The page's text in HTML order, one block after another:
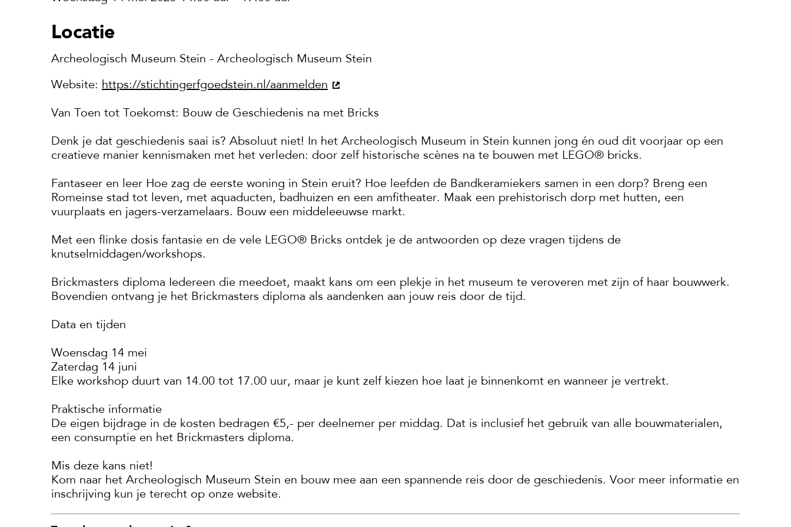
Locatie
Archeologisch Museum Stein - Archeologisch Museum Stein
Website: https://stichtingerfgoedstein.nl/aanmelden
Van Toen tot Toekomst: Bouw de Geschiedenis na met Bricks
Denk je dat geschiedenis saai is? Absoluut niet! In het Archeologisch Museum in Stein kunnen jong én oud dit voorjaar op een
creatieve manier kennismaken met het verleden: door zelf historische scènes na te bouwen met LEGO® bricks.
Fantaseer en leer Hoe zag de eerste woning in Stein eruit? Hoe leefden de Bandkeramiekers samen in een dorp? Breng een
Romeinse stad tot leven, met aquaducten, badhuizen en een amfitheater. Maak een prehistorisch dorp met hutten, een
vuurplaats en jagers-verzamelaars. Bouw een middeleeuwse markt.
Met een flinke dosis fantasie en de vele LEGO® Bricks ontdek je de antwoorden op deze vragen tijdens de
knutselmiddagen/workshops.
Brickmasters diploma Iedereen die meedoet, maakt kans om een plekje in het museum te veroveren met zijn of haar bouwwerk.
Bovendien ontvang je het Brickmasters diploma als aandenken aan jouw reis door de tijd.
Data en tijden
Woensdag 14 mei
Zaterdag 14 juni
Elke workshop duurt van 14.00 tot 17.00 uur, maar je kunt zelf kiezen hoe laat je binnenkomt en wanneer je vertrekt.
Praktische informatie
De eigen bijdrage in de kosten bedragen €5,- per deelnemer per middag. Dat is inclusief het gebruik van alle bouwmaterialen,
een consumptie en het Brickmasters diploma.
Mis deze kans niet!
Kom naar het Archeologisch Museum Stein en bouw mee aan een spannende reis door de geschiedenis. Voor meer informatie en
inschrijving kun je terecht op onze website.